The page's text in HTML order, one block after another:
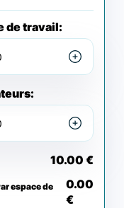
de travail:
10.00 €
espace de
0.00
€